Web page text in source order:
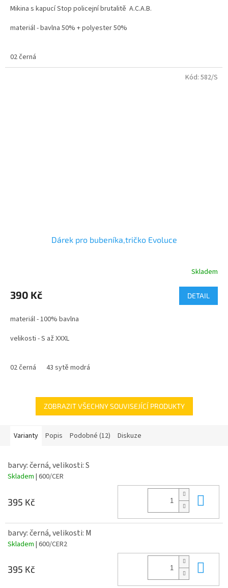
z
hvězdiček.
Mikina s kapucí Stop policejní brutalitě A.C.A.B.
materiál - bavlna 50% + polyester 50%
Posměšnou zkratku ACAB (All Cops Are Bastards) znají dnes z
02 černá
Dárek pro bubeníka,tričko Evoluce
produktu
je
z
hvězdiček.
Skladem
390 Kč DETAIL
materiál - 100% bavlna
velikosti - S až XXXL
02 černá 43 sytě modrá
Kód: 582/S
ZOBRAZIT VŠECHNY SOUVISEJÍCÍ PRODUKTY
Varianty Popis Podobné (12) Diskuze
barvy: černá, velikosti: S
Skladem | 600/CER
395 Kč
barvy: černá, velikosti: M
Skladem | 600/CER2
395 Kč